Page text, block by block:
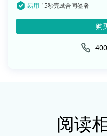
易用 15秒完成合同签署
购
阅读